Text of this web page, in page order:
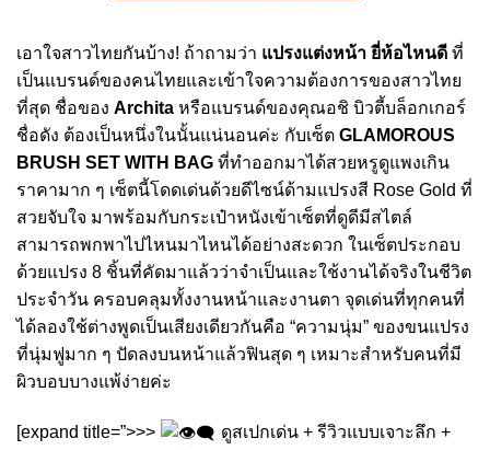
เอาใจสาวไทยกันบ้าง! ถ้าถามว่า แปรงแต่งหน้า ยี่ห้อไหนดี ที่
เป็นแบรนด์ของคนไทยและเข้าใจความต้องการของสาวไทย
ที่สุด ชื่อของ Archita หรือแบรนด์ของคุณอชิ บิวตี้บล็อกเกอร์
ชื่อดัง ต้องเป็นหนึ่งในนั้นแน่นอนค่ะ กับเซ็ต GLAMOROUS
BRUSH SET WITH BAG ที่ทำออกมาได้สวยหรูดูแพงเกิน
ราคามาก ๆ เซ็ตนี้โดดเด่นด้วยดีไซน์ด้ามแปรงสี Rose Gold ที่
สวยจับใจ มาพร้อมกับกระเป๋าหนังเข้าเซ็ตที่ดูดีมีสไตล์
สามารถพกพาไปไหนมาไหนได้อย่างสะดวก ในเซ็ตประกอบ
ด้วยแปรง 8 ชิ้นที่คัดมาแล้วว่าจำเป็นและใช้งานได้จริงในชีวิต
ประจำวัน ครอบคลุมทั้งงานหน้าและงานตา จุดเด่นที่ทุกคนที่
ได้ลองใช้ต่างพูดเป็นเสียงเดียวกันคือ “ความนุ่ม” ของขนแปรง
ที่นุ่มฟูมาก ๆ ปัดลงบนหน้าแล้วฟินสุด ๆ เหมาะสำหรับคนที่มี
ผิวบอบบางแพ้ง่ายค่ะ
[expand title=”>>>
ดูสเปกเด่น + รีวิวแบบเจาะลึก +